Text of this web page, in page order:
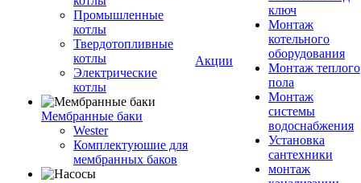
Промышленные
котлы
Твердотопливные
котлы
Электрические
котлы
Мембранные баки
Wester
Комплектуюшие для
мембранных баков
Акции
ключ
Монтаж
котельного
оборудования
Монтаж теплого
пола
Монтаж
системы
водоснабжения
Установка
сантехники
монтаж